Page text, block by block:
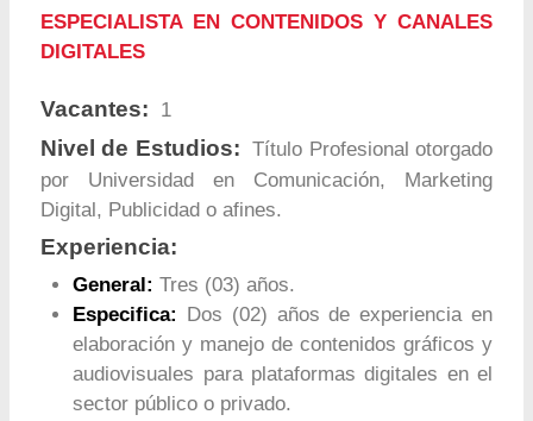
ESPECIALISTA EN CONTENIDOS Y CANALES
DIGITALES
Vacantes: 1
Nivel de Estudios: Título Profesional otorgado
por Universidad en Comunicación, Marketing
Digital, Publicidad o afines.
Experiencia:
General: Tres (03) años.
Especifica: Dos (02) años de experiencia en
elaboración y manejo de contenidos gráficos y
audiovisuales para plataformas digitales en el
sector público o privado.